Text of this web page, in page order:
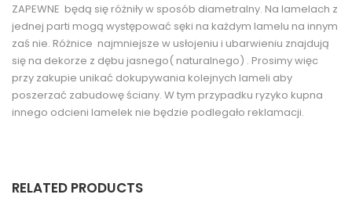
ZAPEWNE będą się różniły w sposób diametralny. Na lamelach z
jednej parti mogą występować sęki na każdym lamelu na innym
zaś nie. Różnice najmniejsze w usłojeniu i ubarwieniu znajdują
się na dekorze z dębu jasnego( naturalnego) . Prosimy więc
przy zakupie unikać dokupywania kolejnych lameli aby
poszerzać zabudowę ściany. W tym przypadku ryzyko kupna
innego odcieni lamelek nie będzie podlegało reklamacji.
RELATED PRODUCTS